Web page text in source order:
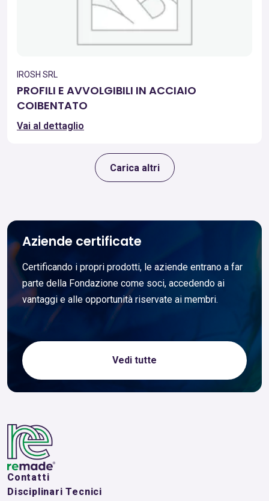
IROSH SRL
PROFILI E AVVOLGIBILI IN ACCIAIO
COIBENTATO
Vai al dettaglio
Carica altri
Aziende certificate
Certificando i propri prodotti, le aziende entrano a far
parte della Fondazione come soci, accedendo ai
vantaggi e alle opportunità riservate ai membri.
Vedi tutte
Contatti
Disciplinari Tecnici